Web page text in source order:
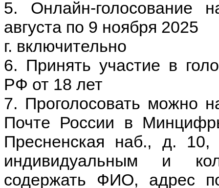
5. Онлайн-голосование
августа по 9 ноября 2025
г. включительно
6. Принять участие в
РФ от 18 лет
7. Проголосовать можно
Почте России в
Пресненская наб., д.
индивидуальным и
содержать ФИО, адрес